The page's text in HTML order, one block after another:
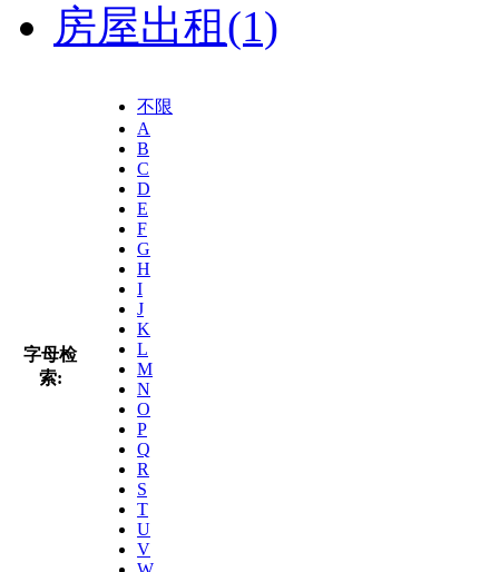
房屋出租(1)
字母检
索:
不限
A
B
C
D
E
F
G
H
I
J
K
L
M
N
O
P
Q
R
S
T
U
V